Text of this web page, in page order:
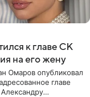
к главе СК
на его жену
Омаров опубликовал
главе